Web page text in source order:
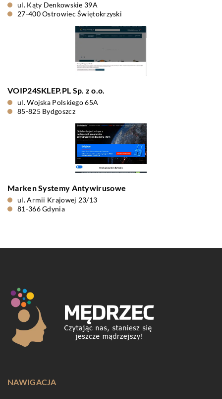
ul. Kąty Denkowskie 39A
27-400 Ostrowiec Świętokrzyski
VOIP24SKLEP.PL Sp. z o.o.
ul. Wojska Polskiego 65A
85-825 Bydgoszcz
Marken Systemy Antywirusowe
ul. Armii Krajowej 23/13
81-366 Gdynia
NAWIGACJA